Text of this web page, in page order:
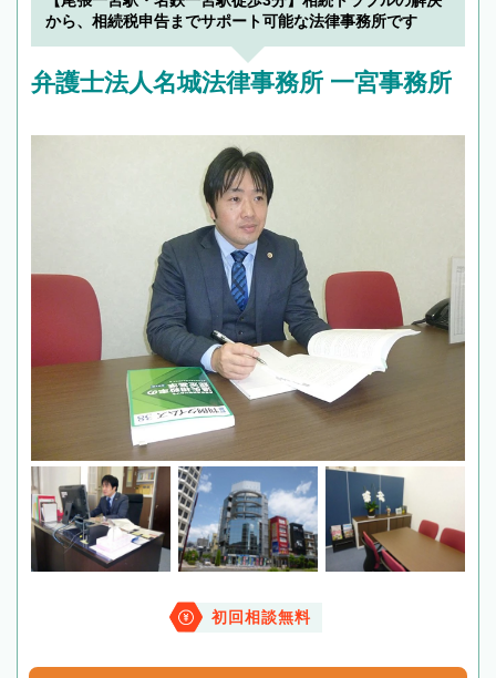
から、相続税申告までサポート可能な法律事務所です
弁護士法人名城法律事務所 一宮事務所
初回相談無料